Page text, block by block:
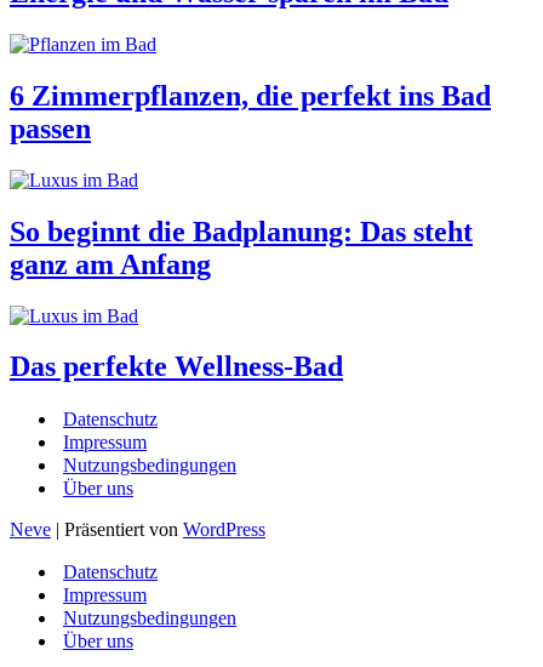
6 Zimmerpflanzen, die perfekt ins Bad
passen
So beginnt die Badplanung: Das steht
ganz am Anfang
Das perfekte Wellness-Bad
Datenschutz
Impressum
Nutzungsbedingungen
Über uns
Neve | Präsentiert von WordPress
Datenschutz
Impressum
Nutzungsbedingungen
Über uns